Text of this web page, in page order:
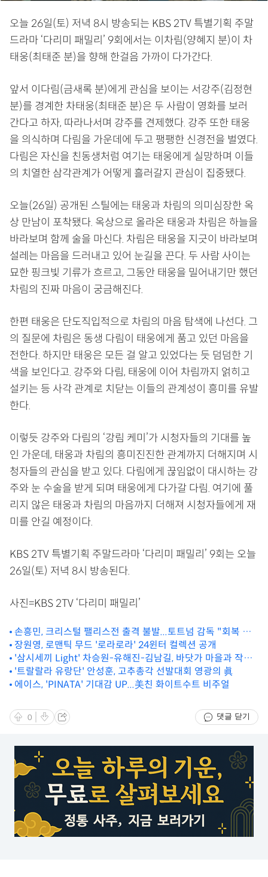
오늘 26일(토) 저녁 8시 방송되는 KBS 2TV 특별기획 주말
드라마 ‘다리미 패밀리’ 9회에서는 이차림(양혜지 분)이 차
태웅(최태준 분)을 향해 한걸음 가까이 다가간다.
앞서 이다림(금새록 분)에게 관심을 보이는 서강주(김정현
분)를 경계한 차태웅(최태준 분)은 두 사람이 영화를 보러
간다고 하자, 따라나서며 강주를 견제했다. 강주 또한 태웅
을 의식하며 다림을 가운데에 두고 팽팽한 신경전을 벌였다.
다림은 자신을 친동생처럼 여기는 태웅에게 실망하며 이들
의 치열한 삼각관계가 어떻게 흘러갈지 관심이 집중됐다.
오늘(26일) 공개된 스틸에는 태웅과 차림의 의미심장한 옥
상 만남이 포착됐다. 옥상으로 올라온 태웅과 차림은 하늘을
바라보며 함께 술을 마신다. 차림은 태웅을 지긋이 바라보며
설레는 마음을 드러내고 있어 눈길을 끈다. 두 사람 사이는
묘한 핑크빛 기류가 흐르고, 그동안 태웅을 밀어내기만 했던
차림의 진짜 마음이 궁금해진다.
한편 태웅은 단도직입적으로 차림의 마음 탐색에 나선다. 그
의 질문에 차림은 동생 다림이 태웅에게 품고 있던 마음을
전한다. 하지만 태웅은 모든 걸 알고 있었다는 듯 덤덤한 기
색을 보인다고. 강주와 다림, 태웅에 이어 차림까지 얽히고
설키는 등 사각 관계로 치닫는 이들의 관계성이 흥미를 유발
한다.
이렇듯 강주와 다림의 ‘강림 케미’가 시청자들의 기대를 높
인 가운데, 태웅과 차림의 흥미진진한 관계까지 더해지며 시
청자들의 관심을 받고 있다. 다림에게 끊임없이 대시하는 강
주와 눈 수술을 받게 되며 태웅에게 다가갈 다림. 여기에 풀
리지 않은 태웅과 차림의 마음까지 더해져 시청자들에게 재
미를 안길 예정이다.
KBS 2TV 특별기획 주말드라마 ‘다리미 패밀리’ 9회는 오늘
26일(토) 저녁 8시 방송된다.
사진=KBS 2TV ‘다리미 패밀리’
손흥민, 크리스털 팰리스전 출격 불발...토트넘 감독 "회복 덜
됐다"
장원영, 로맨틱 무드 '로라로라' 24윈터 컬렉션 공개
'삼시세끼 Light' 차승원-유해진-김남길, 바닷가 마을과 작별
인사
'트랄랄라 유랑단' 안성훈, 고추총각 선발대회 영광의 眞
에이스, 'PINATA' 기대감 UP...美친 화이트수트 비주얼
0 댓글 닫기